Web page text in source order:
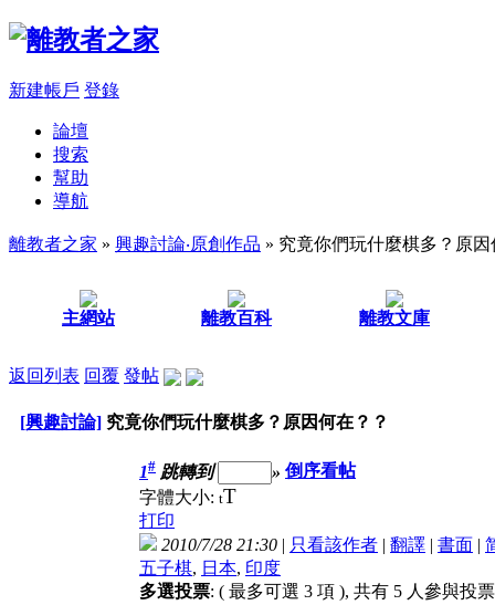
新建帳戶 登錄
論壇
搜索
幫助
導航
離教者之家 » 興趣討論‧原創作品 » 究竟你們玩什麼棋多？原
主網站 離教百科 離教文庫
返回列表 回覆 發帖
[興趣討論] 究竟你們玩什麼棋多？原因何在？？
1# 跳轉到 » 倒序看帖
字體大小: tT
打印
2010/7/28 21:30 | 只看該作者 | 翻譯 | 書面 |
五子棋, 日本, 印度
多選投票: ( 最多可選 3 項 ), 共有 5 人參與投票